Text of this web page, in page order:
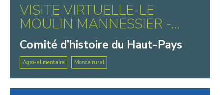
VISITE VIRTUELLE-LE
MOULIN MANNESSIER -...
Comité d’histoire du Haut-Pays
Agro-alimentaire Monde rural